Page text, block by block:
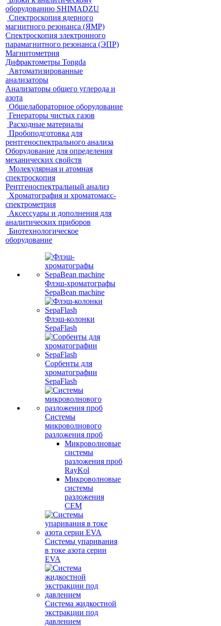
оборудованию SHIMADZU
Спектроскопия ядерного
магнитного резонанса (ЯМР)
Спектроскопия электронного
парамагнитного резонанса (ЭПР)
Магнитометрия
Дифрактометры Tongda
Автоматизированные
анализаторы
Анализаторы общего углерода и
азота
Общелабораторное оборудование
Генераторы чистых газов
Расходные материалы
Пробоподготовка для
рентгеноспектрального анализа
Оборудование для определения
механических свойств
Молекулярная и атомная
спектроскопия
Рентгеноспектральный анализ
Хроматография и хроматомасс-
спектрометрия
Аксессуары и дополнения для
аналитических приборов
Биотехнологическое
оборудование
Флэш-хроматографы
SepaBean machine
Флэш-колонки
SepaFlash
Сорбенты для
хроматографии
SepaFlash
Системы
микроволнового
разложения проб
Микроволновые
системы
разложения проб
RayKol
Микроволновые
системы
разложения
CEM
Системы упаривания
в токе азота серии
EVA
Система жидкостной
экстракции под
давлением